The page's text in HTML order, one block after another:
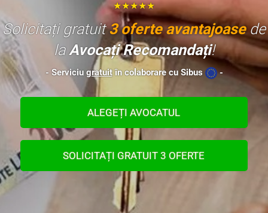
★★★★★
Solicitați gratuit3 oferte avantajoasede
laAvocați Recomandați!
- Serviciu gratuitîn colaborare cu Sibus -
ALEGEȚI AVOCATUL
SOLICITAȚI GRATUIT 3 OFERTE